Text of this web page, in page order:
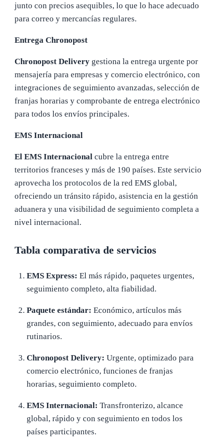
junto con precios asequibles, lo que lo hace adecuado
para correo y mercancías regulares.
Entrega Chronopost
Chronopost Deliverygestiona la entrega urgente por
mensajería para empresas y comercio electrónico, con
integraciones de seguimiento avanzadas, selección de
franjas horarias y comprobante de entrega electrónico
para todos los envíos principales.
EMS Internacional
El EMS Internacional cubre la entrega entre
territorios franceses y más de 190 países. Este servicio
aprovecha los protocolos de la red EMS global,
ofreciendo un tránsito rápido, asistencia en la gestión
aduanera y una visibilidad de seguimiento completa a
nivel internacional.
Tabla comparativa de servicios
EMS Express: El más rápido, paquetes urgentes,
seguimiento completo, alta fiabilidad.
Paquete estándar: Económico, artículos más
grandes, con seguimiento, adecuado para envíos
rutinarios.
Chronopost Delivery: Urgente, optimizado para
comercio electrónico, funciones de franjas
horarias, seguimiento completo.
EMS Internacional: Transfronterizo, alcance
global, rápido y con seguimiento en todos los
países participantes.